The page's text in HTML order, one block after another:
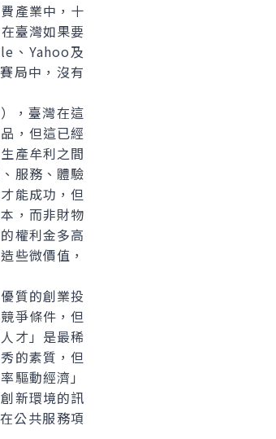
產業中，十
臺灣如果要
、Yahoo及
局中，沒有
，臺灣在這
，但這已經
產牟利之間
服務、體驗
能成功，但
，而非財物
權利金多高
些微價值，
質的創業投
爭條件，但
才」是最稀
的素質，但
驅動經濟」
新環境的訊
公共服務項